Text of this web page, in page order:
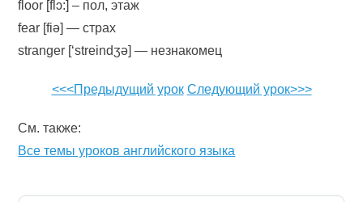
floor [flɔ:] – пол, этаж
fear [fiə] — страх
stranger [‘streindʒə] — незнакомец
<<<Предыдущий урок Следующий урок>>>
См. также:
Все темы уроков английского языка